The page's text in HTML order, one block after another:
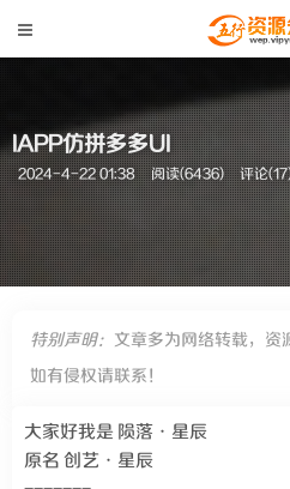
IAPP仿拼多多UI
2024-4-22 01:38 阅读(6436) 评论
特别声明： 文章多为网络转载，资
如有侵权请联系！
大家好我是 陨落•星辰
原名 创艺•星辰